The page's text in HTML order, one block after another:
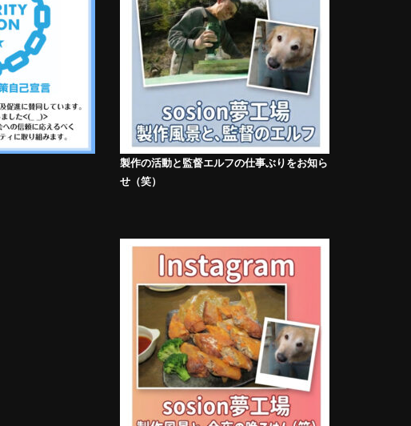
製作の活動と監督エルフの仕事ぶりをお知ら
せ（笑）